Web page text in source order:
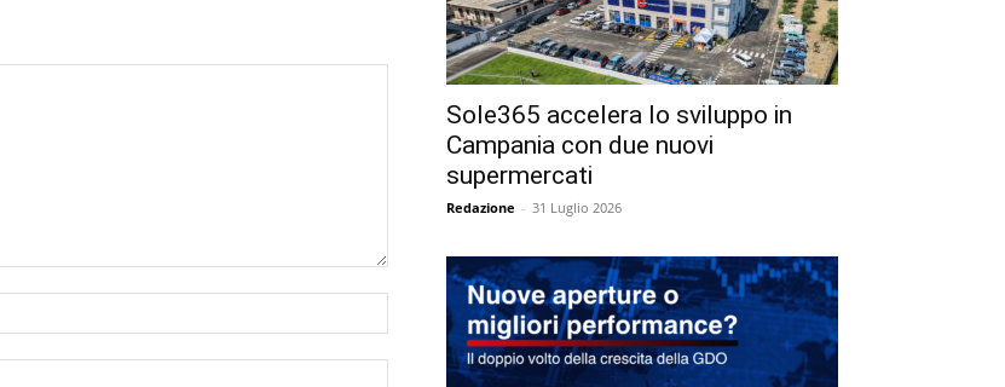
Nome:*
Sole365 accelera lo sviluppo in
Campania con due nuovi
supermercati
Redazione - 31 Luglio 2026